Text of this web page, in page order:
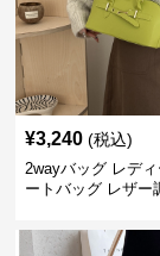
¥3,240 (税込)
2wayバッグ レデ
ートバッグ レザー